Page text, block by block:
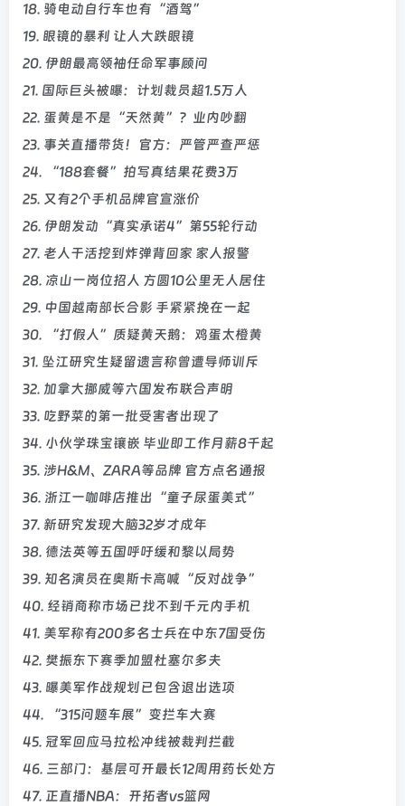
18. 骑电动自行车也有“酒驾”
19. 眼镜的暴利 让人大跌眼镜
20. 伊朗最高领袖任命军事顾问
21. 国际巨头被曝：计划裁员超1.5万人
22. 蛋黄是不是“天然黄”？业内吵翻
23. 事关直播带货！官方：严管严查严惩
24. “188套餐”拍写真结果花费3万
25. 又有2个手机品牌官宣涨价
26. 伊朗发动“真实承诺4”第55轮行动
27. 老人干活挖到炸弹背回家 家人报警
28. 凉山一岗位招人 方圆10公里无人居住
29. 中国越南部长合影 手紧紧挽在一起
30. “打假人”质疑黄天鹅：鸡蛋太橙黄
31. 坠江研究生疑留遗言称曾遭导师训斥
32. 加拿大挪威等六国发布联合声明
33. 吃野菜的第一批受害者出现了
34. 小伙学珠宝镶嵌 毕业即工作月薪8千起
35. 涉H&M、ZARA等品牌 官方点名通报
36. 浙江一咖啡店推出“童子尿蛋美式”
37. 新研究发现大脑32岁才成年
38. 德法英等五国呼吁缓和黎以局势
39. 知名演员在奥斯卡高喊“反对战争”
40. 经销商称市场已找不到千元内手机
41. 美军称有200多名士兵在中东7国受伤
42. 樊振东下赛季加盟杜塞尔多夫
43. 曝美军作战规划已包含退出选项
44. “315问题车展”变拦车大赛
45. 冠军回应马拉松冲线被裁判拦截
46. 三部门：基层可开最长12周用药长处方
47. 正直播NBA：开拓者vs篮网